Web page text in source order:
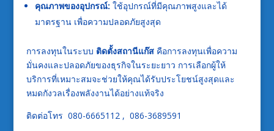
คุณภาพของอุปกรณ์: ใช้อุปกรณ์ที่มีคุณภาพสูงและได้
มาตรฐาน เพื่อความปลอดภัยสูงสุด
การลงทุนในระบบ ติดตั้งสถานีแก๊สคือการลงทุนเพื่อความ
มั่นคงและปลอดภัยของธุรกิจในระยะยาว การเลือกผู้ให้
บริการที่เหมาะสมจะช่วยให้คุณได้รับประโยชน์สูงสุดและ
หมดกังวลเรื่องพลังงานได้อย่างแท้จริง
ติดต่อโทร 080-6665112 , 086-3689591